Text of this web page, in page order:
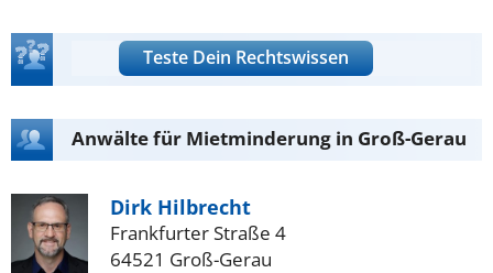
Teste Dein Rechtswissen
Anwälte für Mietminderung in Groß-Gerau
Dirk Hilbrecht
Frankfurter Straße 4
64521 Groß-Gerau